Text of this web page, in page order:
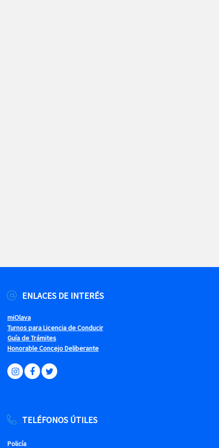
ENLACES DE INTERÉS
miOlava
Turnos para Licencia de Conducir
Guía de Trámites
Honorable Concejo Deliberante
TELÉFONOS ÚTILES
Policía